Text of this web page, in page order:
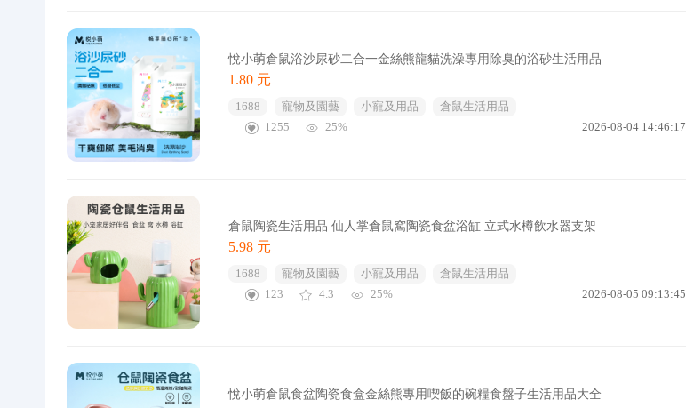
悅小萌倉鼠浴沙尿砂二合一金絲熊龍貓洗澡專用除臭的浴砂生活用品
1.80 元
1688 寵物及園藝 小寵及用品
倉鼠生活用品
1255
25% 2026-08-04 14:46:17
倉鼠陶瓷生活用品 仙人掌倉鼠窩陶瓷食盆浴缸 立式水樽飲水器支架
5.98 元
1688 寵物及園藝 小寵及用品
倉鼠生活用品
123
4.3 25% 2026-08-05 09:13:45
悅小萌倉鼠食盆陶瓷食盒金絲熊專用喫飯的碗糧食盤子生活用品大全